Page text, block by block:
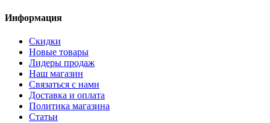
Информация
Скидки
Новые товары
Лидеры продаж
Наш магазин
Связаться с нами
Доставка и оплата
Политика магазина
Статьи